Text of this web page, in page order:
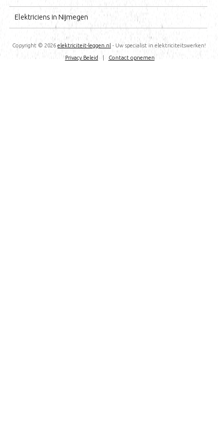
Elektriciens in Nijmegen
Copyright © 2026 elektriciteit-leggen.nl - Uw specialist in elektriciteitswerken!
Privacy Beleid Contact opnemen